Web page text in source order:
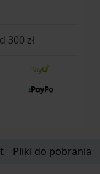
300 zł
Pliki do pobrania